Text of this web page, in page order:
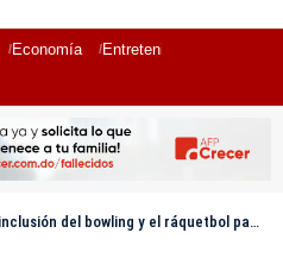
Economía Entretenimiento
bowling y el ráquetbol para Juegos de Lima 2027